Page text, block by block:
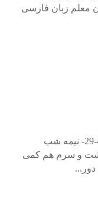
معلم زبان فارسی
زمزمه ی آه- نویسنده نادر موسوی 1399-4-29- نیمه شب
و سرم هم کمی